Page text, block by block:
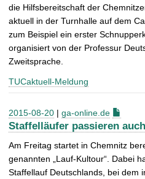
die Hilfsbereitschaft der
aktuell in der Turnhalle auf dem
zum Beispiel ein erster
organisiert von der Professur
Zweitsprache.
TUCaktuell-Meldung
2015-08-20 | ga-online.de
Staffelläufer passieren
Am Freitag startet in Chemnitz
genannten „Lauf-Kultour“. Dabei
Staffellauf Deutschlands, bei dem